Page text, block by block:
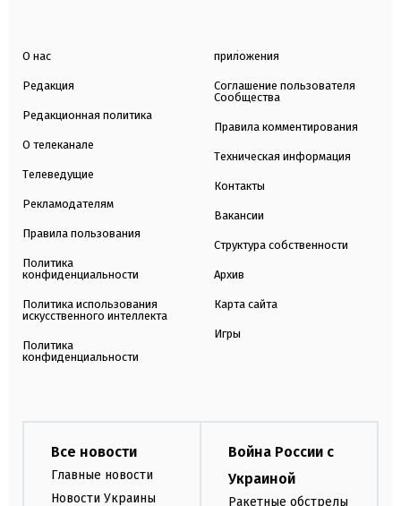
О нас
Редакция
Редакционная политика
О телеканале
Телеведущие
Рекламодателям
Правила пользования
Политика
конфиденциальности
Политика использования
искусственного интеллекта
Политика
конфиденциальности
приложения
Соглашение пользователя
Сообщества
Правила комментирования
Техническая информация
Контакты
Вакансии
Структура собственности
Архив
Карта сайта
Игры
Все новости
Главные новости
Новости Украины
Война России с
Украиной
Ракетные обстрелы